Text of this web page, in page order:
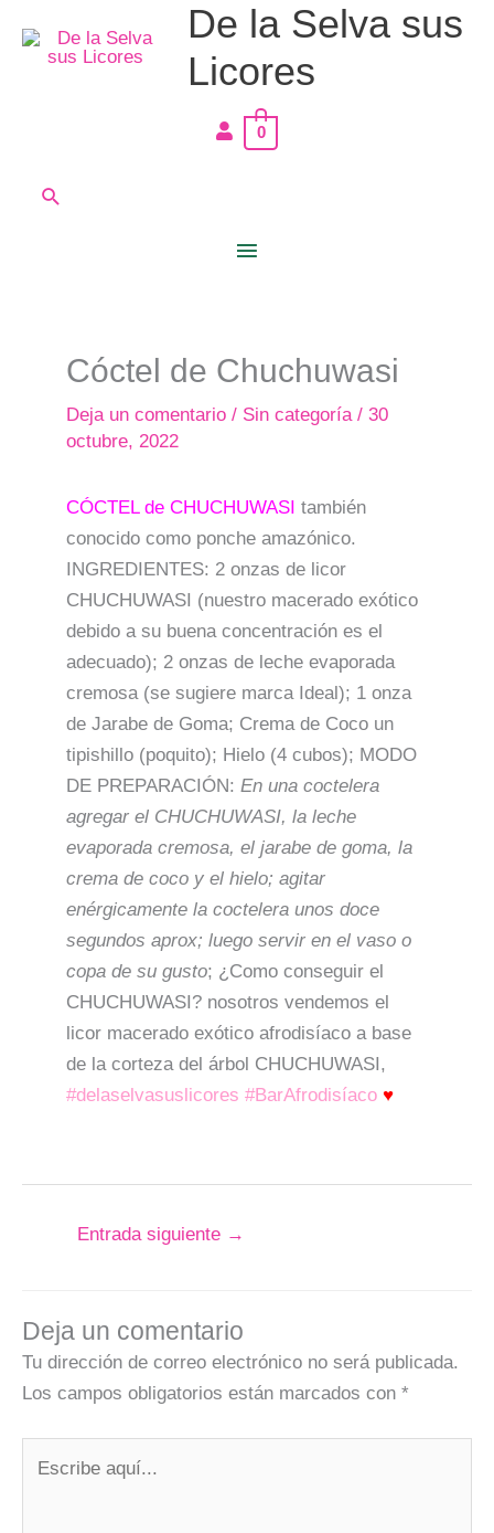
De la Selva sus
Licores
Menú
principal
Buscar
0
Cóctel de Chuchuwasi
Deja un comentario / Sin categoría/ 30
octubre, 2022
CÓCTEL de CHUCHUWASI también
conocido como ponche amazónico.
INGREDIENTES: 2 onzas de licor
CHUCHUWASI (nuestro macerado exótico
debido a su buena concentración es el
adecuado); 2 onzas de leche evaporada
cremosa (se sugiere marca Ideal); 1 onza
de Jarabe de Goma; Crema de Coco un
tipishillo (poquito); Hielo (4 cubos); MODO
DE PREPARACIÓN: En una coctelera
agregar el CHUCHUWASI, la leche
evaporada cremosa, el jarabe de goma, la
crema de coco y el hielo; agitar
enérgicamente la coctelera unos doce
segundos aprox; luego servir en el vaso o
copa de su gusto; ¿Como conseguir el
CHUCHUWASI? nosotros vendemos el
licor macerado exótico afrodisíaco a base
de la corteza del árbol CHUCHUWASI,
#delaselvasuslicores #BarAfrodisíaco ♥
Entrada siguiente →
Deja un comentario
Tu dirección de correo electrónico no será publicada.
Los campos obligatorios están marcados con *